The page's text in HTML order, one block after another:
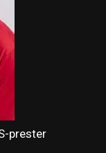
prester